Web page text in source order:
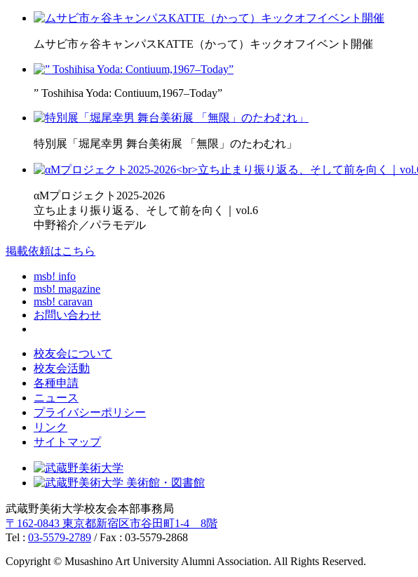
ムサビ市ヶ谷キャンパスKATTE（かって）キックオフイベント開催
” Toshihisa Yoda: Contiuum,1967–Today”
特別展「堀尾幸男 舞台美術展 「無限」のたわむれ」
αMプロジェクト2025-2026
立ち止まり振り返る、そして前を向く｜vol.6
中野裕介／パラモデル
掲載依頼はこちら
msb! info
msb! magazine
msb! caravan
お問い合わせ
校友会について
校友会活動
各種申請
ニュース
プライバシーポリシー
リンク
サイトマップ
武蔵野美術大学校友会本部事務局
〒162-0843 東京都新宿区市谷田町1-4 8階
Tel : 03-5579-2789 / Fax : 03-5579-2868
Copyright © Musashino Art University Alumni Association. All Rights Reserved.